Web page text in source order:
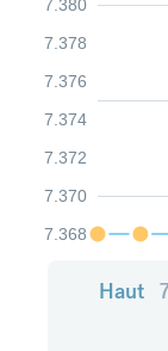
7.368
7.370
7.372
7.374
7.376
7.378
7.380
Haut